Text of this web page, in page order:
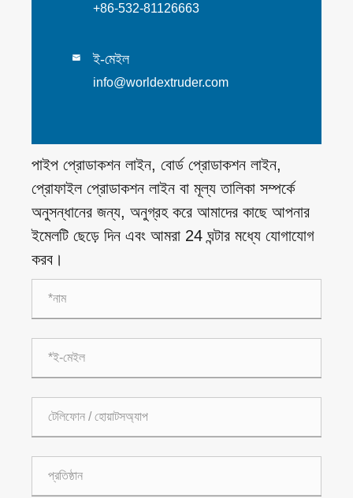
+86-532-81126663
 ই-মেইল
info@worldextruder.com
পাইপ প্রোডাকশন লাইন, বোর্ড প্রোডাকশন লাইন,
প্রোফাইল প্রোডাকশন লাইন বা মূল্য তালিকা সম্পর্কে
অনুসন্ধানের জন্য, অনুগ্রহ করে আমাদের কাছে আপনার
ইমেলটি ছেড়ে দিন এবং আমরা 24 ঘন্টার মধ্যে যোগাযোগ
করব।